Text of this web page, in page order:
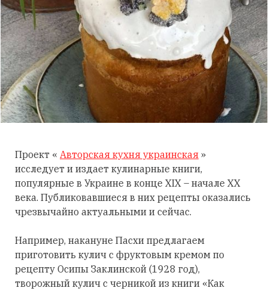
Проект « Авторская кухня украинская »
исследует и издает кулинарные книги,
популярные в Украине в конце XIX – начале XX
века. Публиковавшиеся в них рецепты оказались
чрезвычайно актуальными и сейчас.
Например, накануне Пасхи предлагаем
приготовить кулич с фруктовым кремом по
рецепту Осипы Заклинской (1928 год),
творожный кулич с черникой из книги «Как